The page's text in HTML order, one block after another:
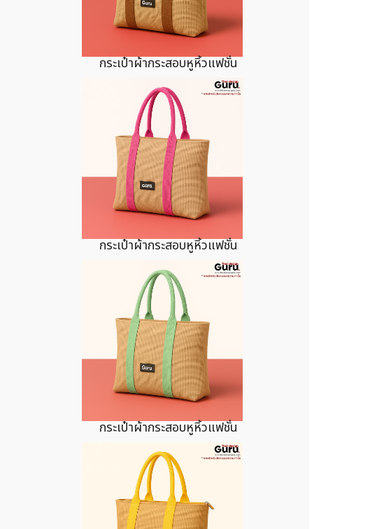
กระเป๋าผ้ากระสอบหูหิ้วแฟชั่น
กระเป๋าผ้ากระสอบหูหิ้วแฟชั่น
กระเป๋าผ้ากระสอบหูหิ้วแฟชั่น